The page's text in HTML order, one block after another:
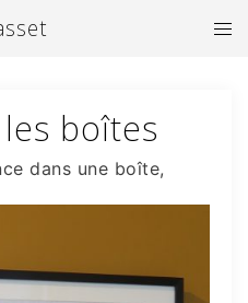
boîtes
dans une boîte,